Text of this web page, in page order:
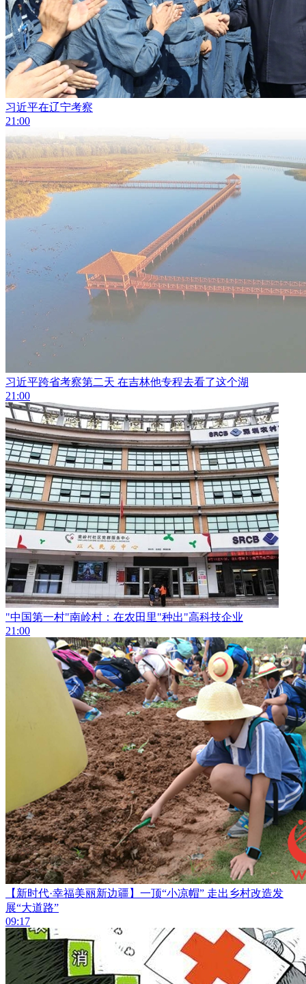
习近平在辽宁考察
21:00
习近平跨省考察第二天 在吉林他专程去看了这个湖
21:00
"中国第一村"南岭村：在农田里"种出"高科技企业
21:00
【新时代·幸福美丽新边疆】一顶“小凉帽” 走出乡村改造发
展“大道路”
09:17